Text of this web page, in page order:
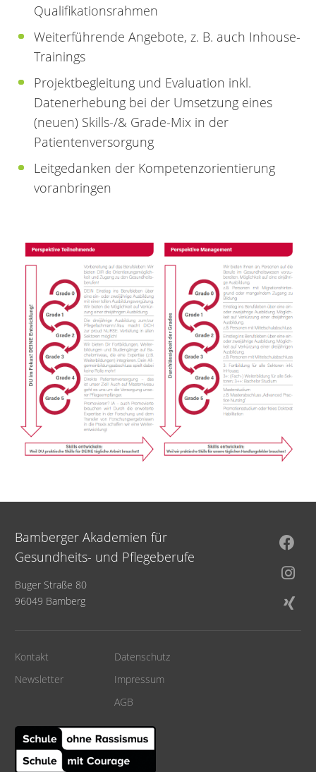
Qualifikationsrahmen
Weiterführende Angebote, z. B. auch Inhouse-
Trainings
Projektbegleitung und Evaluation inkl.
Datenerhebung bei der Umsetzung eines
(neuen) Skills-/& Grade-Mix in der
Patientenversorgung
Leitgedanken der Kompetenzorientierung
voranbringen
Bamberger Akademien für
Gesundheits- und Pflegeberufe
Buger Straße 80
96049 Bamberg
Kontakt
Newsletter
Datenschutz
Impressum
AGB